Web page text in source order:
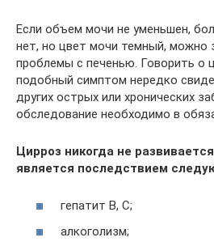
Если объем мочи не уменьшен,
нет, но цвет мочи темный, можно
проблемы с печенью. Говорить о
подобный симптом нередко
других острых или хронических
обследование необходимо в
Цирроз никогда не
является последствием
гепатит В, С;
алкоголизм;